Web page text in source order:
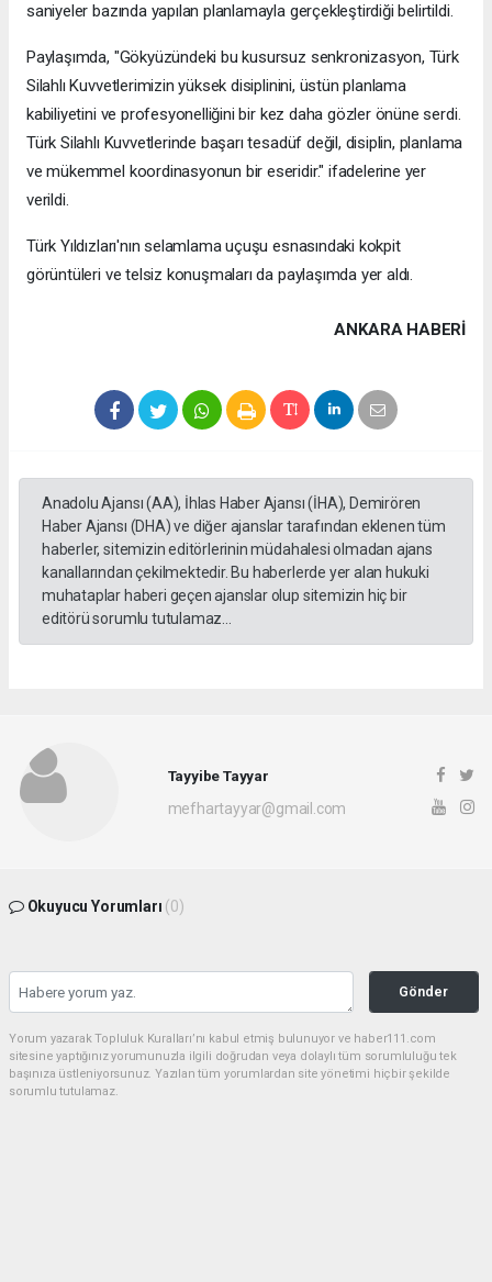
saniyeler bazında yapılan planlamayla gerçekleştirdiği belirtildi.
Paylaşımda, "Gökyüzündeki bu kusursuz senkronizasyon, Türk
Silahlı Kuvvetlerimizin yüksek disiplinini, üstün planlama
kabiliyetini ve profesyonelliğini bir kez daha gözler önüne serdi.
Türk Silahlı Kuvvetlerinde başarı tesadüf değil, disiplin, planlama
ve mükemmel koordinasyonun bir eseridir." ifadelerine yer
verildi.
Türk Yıldızları'nın selamlama uçuşu esnasındaki kokpit
görüntüleri ve telsiz konuşmaları da paylaşımda yer aldı.
ANKARA HABERİ
Anadolu Ajansı (AA), İhlas Haber Ajansı (İHA), Demirören
Haber Ajansı (DHA) ve diğer ajanslar tarafından eklenen tüm
haberler, sitemizin editörlerinin müdahalesi olmadan ajans
kanallarından çekilmektedir. Bu haberlerde yer alan hukuki
muhataplar haberi geçen ajanslar olup sitemizin hiç bir
editörü sorumlu tutulamaz...
Tayyibe Tayyar
mefhartayyar@gmail.com
Okuyucu Yorumları (0)
Gönder
Yorum yazarak Topluluk Kuralları’nı kabul etmiş bulunuyor ve haber111.com
sitesine yaptığınız yorumunuzla ilgili doğrudan veya dolaylı tüm sorumluluğu tek
başınıza üstleniyorsunuz. Yazılan tüm yorumlardan site yönetimi hiçbir şekilde
sorumlu tutulamaz.